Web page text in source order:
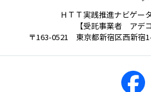
ＨＴＴ実践推進ナビゲー
【受託事業者 アデ
〒163-0521 東京都新宿区西新宿